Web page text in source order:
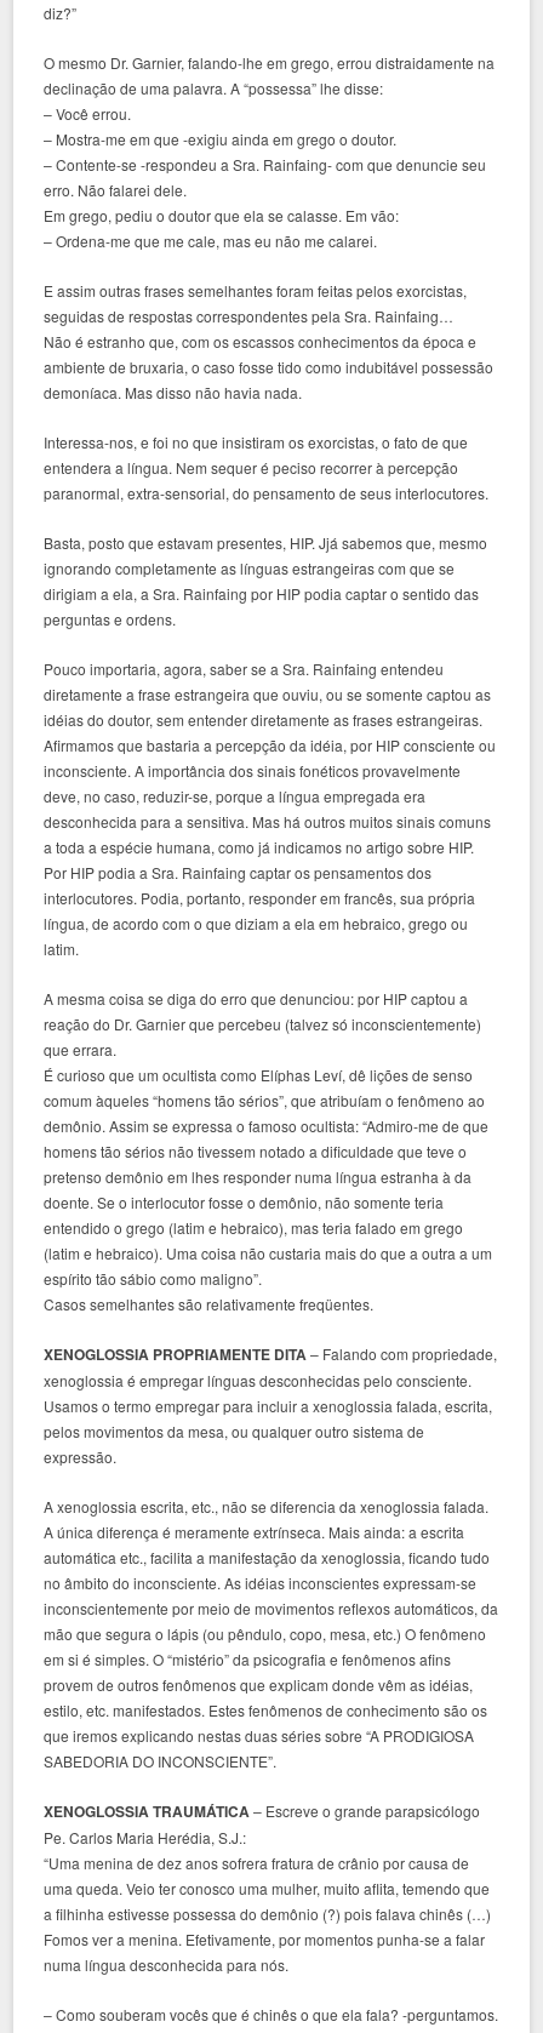
diz?”
O mesmo Dr. Garnier, falando-lhe em grego, errou distraidamente na
declinação de uma palavra. A “possessa” lhe disse:
– Você errou.
– Mostra-me em que -exigiu ainda em grego o doutor.
– Contente-se -respondeu a Sra. Rainfaing- com que denuncie seu
erro. Não falarei dele.
Em grego, pediu o doutor que ela se calasse. Em vão:
– Ordena-me que me cale, mas eu não me calarei.
E assim outras frases semelhantes foram feitas pelos exorcistas,
seguidas de respostas correspondentes pela Sra. Rainfaing…
Não é estranho que, com os escassos conhecimentos da época e
ambiente de bruxaria, o caso fosse tido como indubitável possessão
demoníaca. Mas disso não havia nada.
Interessa-nos, e foi no que insistiram os exorcistas, o fato de que
entendera a língua. Nem sequer é peciso recorrer à percepção
paranormal, extra-sensorial, do pensamento de seus interlocutores.
Basta, posto que estavam presentes, HIP. Jjá sabemos que, mesmo
ignorando completamente as línguas estrangeiras com que se
dirigiam a ela, a Sra. Rainfaing por HIP podia captar o sentido das
perguntas e ordens.
Pouco importaria, agora, saber se a Sra. Rainfaing entendeu
diretamente a frase estrangeira que ouviu, ou se somente captou as
idéias do doutor, sem entender diretamente as frases estrangeiras.
Afirmamos que bastaria a percepção da idéia, por HIP consciente ou
inconsciente. A importância dos sinais fonéticos provavelmente
deve, no caso, reduzir-se, porque a língua empregada era
desconhecida para a sensitiva. Mas há outros muitos sinais comuns
a toda a espécie humana, como já indicamos no artigo sobre HIP.
Por HIP podia a Sra. Rainfaing captar os pensamentos dos
interlocutores. Podia, portanto, responder em francês, sua própria
língua, de acordo com o que diziam a ela em hebraico, grego ou
latim.
A mesma coisa se diga do erro que denunciou: por HIP captou a
reação do Dr. Garnier que percebeu (talvez só inconscientemente)
que errara.
É curioso que um ocultista como Elíphas Leví, dê lições de senso
comum àqueles “homens tão sérios”, que atribuíam o fenômeno ao
demônio. Assim se expressa o famoso ocultista: “Admiro-me de que
homens tão sérios não tivessem notado a dificuldade que teve o
pretenso demônio em lhes responder numa língua estranha à da
doente. Se o interlocutor fosse o demônio, não somente teria
entendido o grego (latim e hebraico), mas teria falado em grego
(latim e hebraico). Uma coisa não custaria mais do que a outra a um
espírito tão sábio como maligno”.
Casos semelhantes são relativamente freqüentes.
XENOGLOSSIA PROPRIAMENTE DITA– Falando com propriedade,
xenoglossia é empregar línguas desconhecidas pelo consciente.
Usamos o termo empregar para incluir a xenoglossia falada, escrita,
pelos movimentos da mesa, ou qualquer outro sistema de
expressão.
A xenoglossia escrita, etc., não se diferencia da xenoglossia falada.
A única diferença é meramente extrínseca. Mais ainda: a escrita
automática etc., facilita a manifestação da xenoglossia, ficando tudo
no âmbito do inconsciente. As idéias inconscientes expressam-se
inconscientemente por meio de movimentos reflexos automáticos, da
mão que segura o lápis (ou pêndulo, copo, mesa, etc.) O fenômeno
em si é simples. O “mistério” da psicografia e fenômenos afins
provem de outros fenômenos que explicam donde vêm as idéias,
estilo, etc. manifestados. Estes fenômenos de conhecimento são os
que iremos explicando nestas duas séries sobre “A PRODIGIOSA
SABEDORIA DO INCONSCIENTE”.
XENOGLOSSIA TRAUMÁTICA– Escreve o grande parapsicólogo
Pe. Carlos Maria Herédia, S.J.:
“Uma menina de dez anos sofrera fratura de crânio por causa de
uma queda. Veio ter conosco uma mulher, muito aflita, temendo que
a filhinha estivesse possessa do demônio (?) pois falava chinês (…)
Fomos ver a menina. Efetivamente, por momentos punha-se a falar
numa língua desconhecida para nós.
– Como souberam vocês que é chinês o que ela fala? -perguntamos.